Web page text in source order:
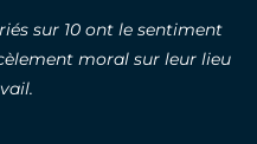
sur 10 ont le sentiment
moral sur leur lieu